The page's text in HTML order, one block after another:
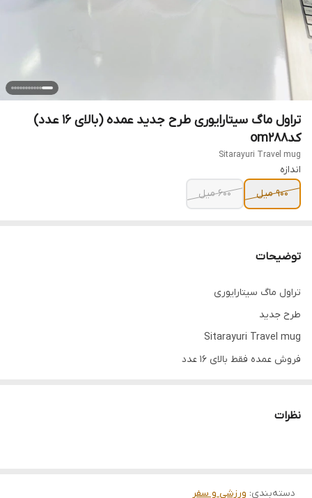
تراول ماگ سیتارایوری طرح جدید عمده (بالای ۱۶ عدد)
کدom288
Sitarayuri Travel mug
اندازه
۹۰۰ میل
۶۰۰ میل
توضیحات
تراول ماگ سیتارایوری
طرح جدید
Sitarayuri Travel mug
فروش عمده فقط بالای ۱۶ عدد
نظرات
دسته‌بندی: ورزشی و سفر